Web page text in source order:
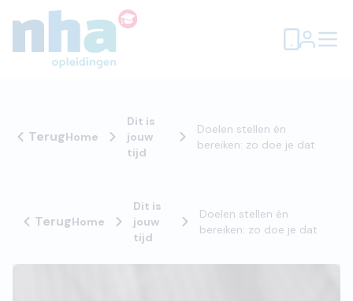
TerugHome
Dit is
jouw
tijd
Doelen stellen én
bereiken: zo doe je dat
TerugHome
Dit is
jouw
tijd
Doelen stellen én
bereiken: zo doe je dat